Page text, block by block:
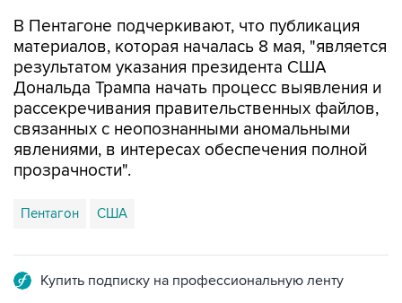
В Пентагоне подчеркивают, что публикация
материалов, которая началась 8 мая, "является
результатом указания президента США
Дональда Трампа начать процесс выявления и
рассекречивания правительственных файлов,
связанных с неопознанными аномальными
явлениями, в интересах обеспечения полной
прозрачности".
Пентагон США
Купить подписку на профессиональную ленту